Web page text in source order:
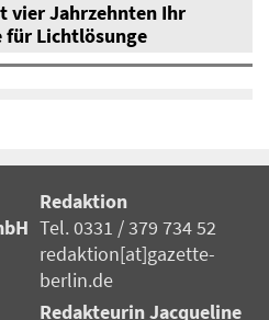
vier Jahrzehnten Ihr
für Lichtlösunge
Redaktion
Tel. 0331 / 379 734 52
redaktion[at]gazette-
berlin.de
Redakteurin Jacqueline